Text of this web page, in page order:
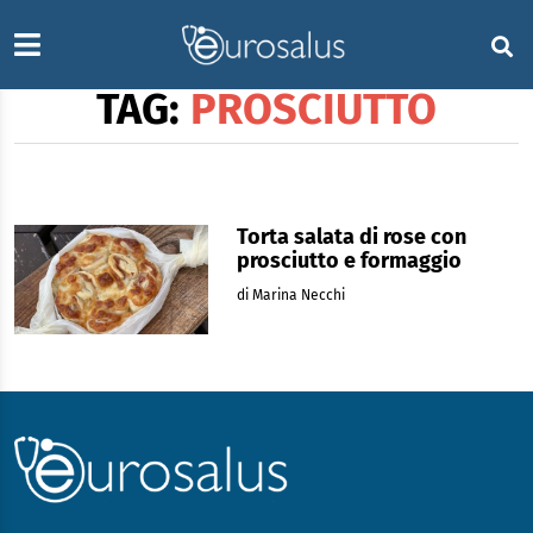
TAG: PROSCIUTTO
Torta salata di rose con
prosciutto e formaggio
di Marina Necchi